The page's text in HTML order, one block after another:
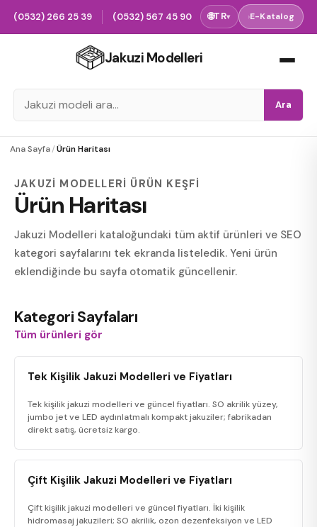
(0532) 266 25 39 (0532) 567 45 90 🌐TR▾ ›E-Katalog
Jakuzi Modelleri
Ara
Ana Sayfa/Ürün Haritası
JAKUZI MODELLERI ÜRÜN KEŞFI
Ürün Haritası
Jakuzi Modelleri kataloğundaki tüm aktif ürünleri ve SEO
kategori sayfalarını tek ekranda listeledik. Yeni ürün
eklendiğinde bu sayfa otomatik güncellenir.
Kategori Sayfaları
Tüm ürünleri gör
Tek Kişilik Jakuzi Modelleri ve Fiyatları
Tek kişilik jakuzi modelleri ve güncel fiyatları. SO akrilik yüzey,
jumbo jet ve LED aydınlatmalı kompakt jakuziler; fabrikadan
direkt satış, ücretsiz kargo.
Çift Kişilik Jakuzi Modelleri ve Fiyatları
Çift kişilik jakuzi modelleri ve güncel fiyatları. İki kişilik
hidromasaj jakuzileri; SO akrilik, ozon dezenfeksiyon ve LED